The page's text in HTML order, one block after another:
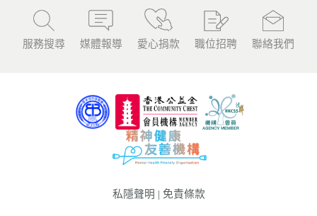
服務搜尋 媒體報導 愛心捐款 職位招聘 聯絡我們
私隱聲明 | 免責條款